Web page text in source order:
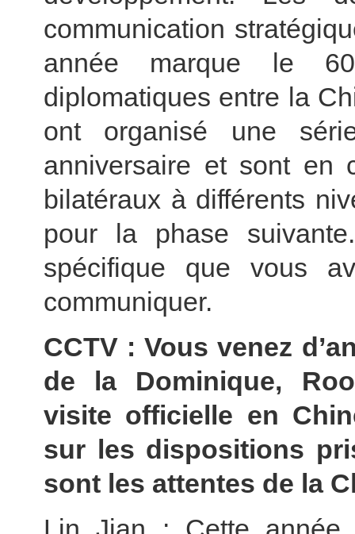
communication
année marque le
diplomatiques entre la
ont organisé une
anniversaire et sont en
bilatéraux à différents
pour la phase
spécifique que vous
communiquer.
CCTV : Vous venez
de la Dominique,
visite officielle en
sur les dispositions
sont les attentes de la